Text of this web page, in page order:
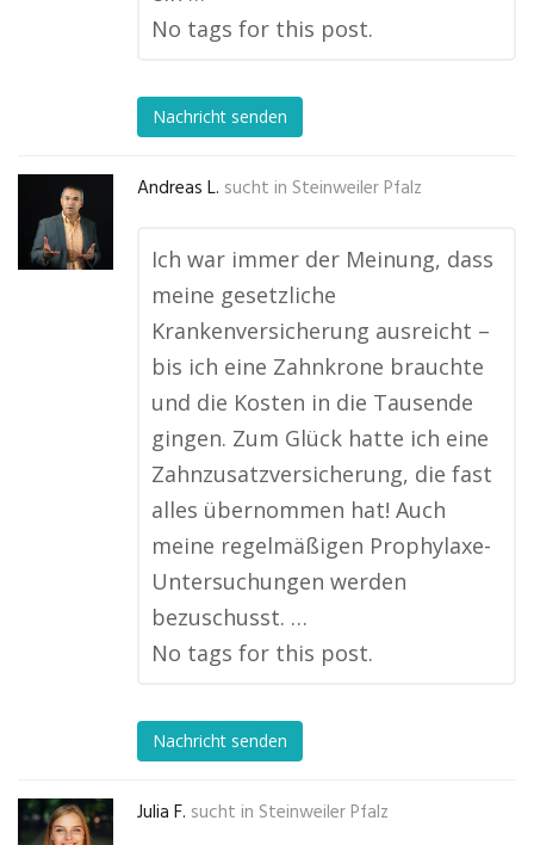
No tags for this post.
Nachricht senden
Andreas L. sucht in Steinweiler Pfalz
Ich war immer der Meinung, dass
meine gesetzliche
Krankenversicherung ausreicht –
bis ich eine Zahnkrone brauchte
und die Kosten in die Tausende
gingen. Zum Glück hatte ich eine
Zahnzusatzversicherung, die fast
alles übernommen hat! Auch
meine regelmäßigen Prophylaxe-
Untersuchungen werden
bezuschusst. …
No tags for this post.
Nachricht senden
Julia F. sucht in Steinweiler Pfalz